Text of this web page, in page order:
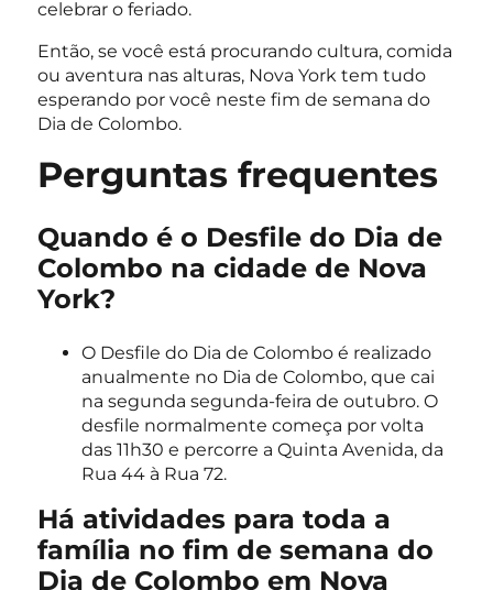
celebrar o feriado.
Então, se você está procurando cultura, comida
ou aventura nas alturas, Nova York tem tudo
esperando por você neste fim de semana do
Dia de Colombo.
Perguntas frequentes
Quando é o Desfile do Dia de
Colombo na cidade de Nova
York?
O Desfile do Dia de Colombo é realizado
anualmente no Dia de Colombo, que cai
na segunda segunda-feira de outubro. O
desfile normalmente começa por volta
das 11h30 e percorre a Quinta Avenida, da
Rua 44 à Rua 72.
Há atividades para toda a
família no fim de semana do
Dia de Colombo em Nova